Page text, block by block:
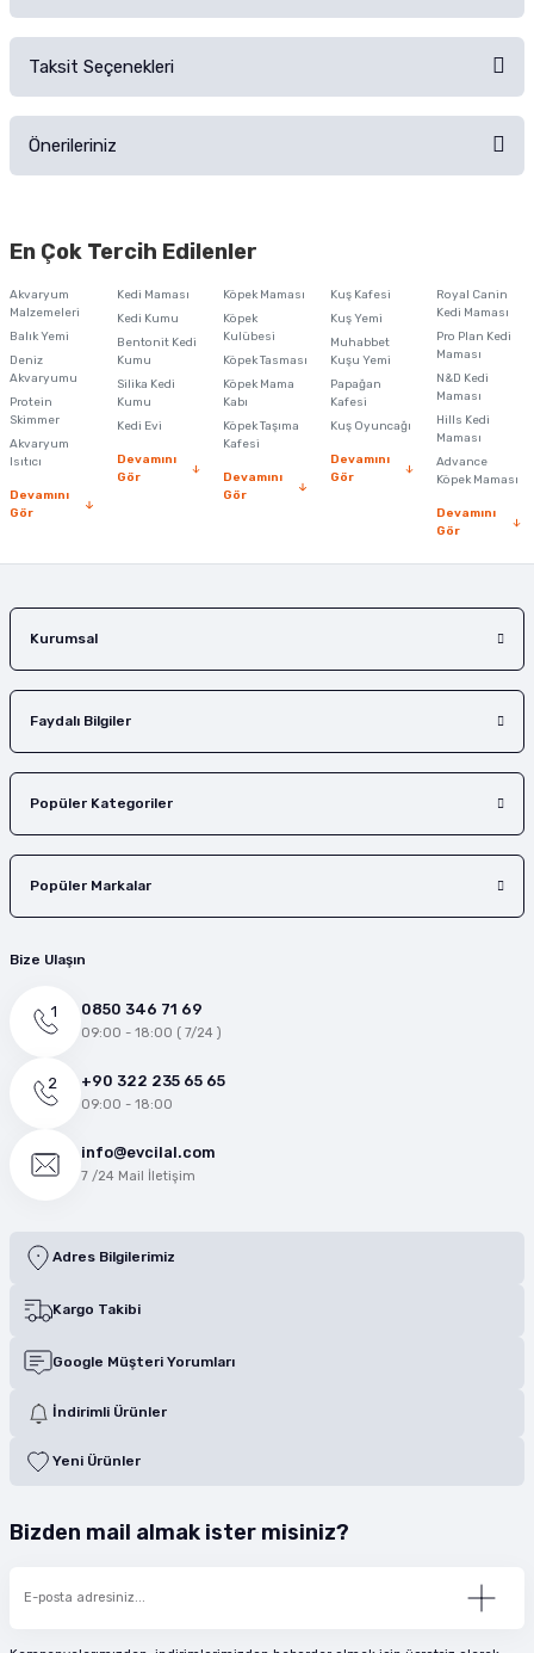
Ürünü Satın Al ve Yorumla
Taksit Seçenekleri
Önerileriniz
iletebilirsiniz.
Ürün resmi kalitesiz, bozuk veya görüntülenemiyor.
Ürün açıklamasında eksik bilgiler bulunuyor.
Ürün bilgilerinde hatalar bulunuyor.
Ürün fiyatı diğer sitelerden daha pahalı.
Bu ürüne benzer farklı alternatifler olmalı.
En Çok Tercih Edilenler
Akvaryum
Malzemeleri
Balık Yemi
Deniz
Akvaryumu
Protein
Skimmer
Akvaryum
Isıtıcı
Devamını
Gör
Kedi Maması
Kedi Kumu
Bentonit Kedi
Kumu
Silika Kedi
Kumu
Kedi Evi
Devamını
Gör
Köpek Maması
Köpek
Kulübesi
Köpek Tasması
Köpek Mama
Kabı
Köpek Taşıma
Kafesi
Devamını
Gör
Kuş Kafesi
Kuş Yemi
Muhabbet
Kuşu Yemi
Papağan
Kafesi
Kuş Oyuncağı
Devamını
Gör
Royal Canin
Kedi Maması
Pro Plan Kedi
Maması
N&D Kedi
Maması
Hills Kedi
Maması
Advance
Köpek Maması
Devamını
Gör
Kurumsal
Faydalı Bilgiler
Popüler Kategoriler
Popüler Markalar
Bize Ulaşın
0850 346 71 69
09:00 - 18:00 ( 7/24 )
+90 322 235 65 65
09:00 - 18:00
info@evcilal.com
7 /24 Mail İletişim
Adres Bilgilerimiz
Kargo Takibi
Google Müşteri Yorumları
İndirimli Ürünler
Yeni Ürünler
Bizden mail almak ister misiniz?